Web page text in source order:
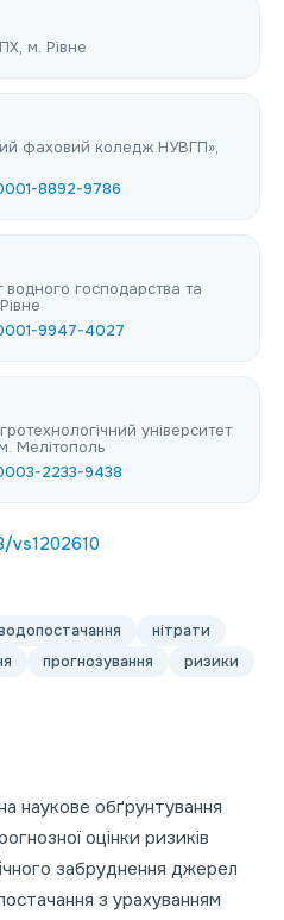
м. Рівне
фаховий коледж НУВГП»,
8892-9786
водного господарства та
9947-4027
університет
Мелітополь
2233-9438
vs1202610
нітрати
прогнозування
ризики
наукове обґрунтування
оцінки ризиків
забруднення джерел
з урахуванням